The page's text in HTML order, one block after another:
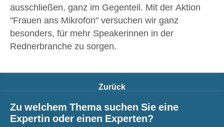
ausschließen, ganz im Gegenteil. Mit der Aktion
"Frauen ans Mikrofon" versuchen wir ganz
besonders, für mehr Speakerinnen in der
Rednerbranche zu sorgen.
Zurück
Zu welchem Thema suchen Sie eine
Expertin oder einen Experten?